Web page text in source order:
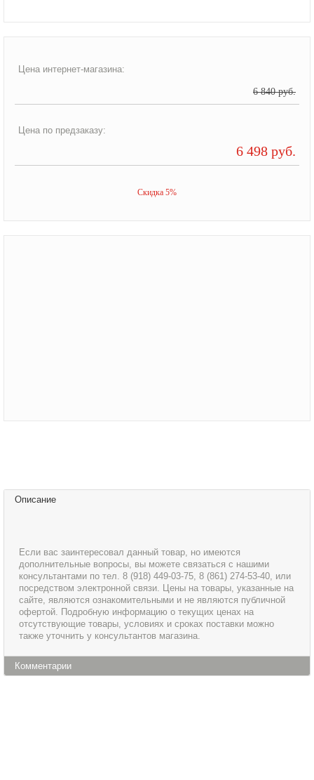
Цена интернет-магазина:
6 840 руб.
Цена по предзаказу:
6 498 руб.
Скидка 5%
Описание
Если вас заинтересовал данный товар, но имеются
дополнительные вопросы, вы можете связаться с нашими
консультантами по тел. 8 (918) 449-03-75, 8 (861) 274-53-40, или
посредством электронной связи. Цены на товары, указанные на
сайте, являются ознакомительными и не являются публичной
офертой. Подробную информацию о текущих ценах на
отсутствующие товары, условиях и сроках поставки можно
также уточнить у консультантов магазина.
Комментарии